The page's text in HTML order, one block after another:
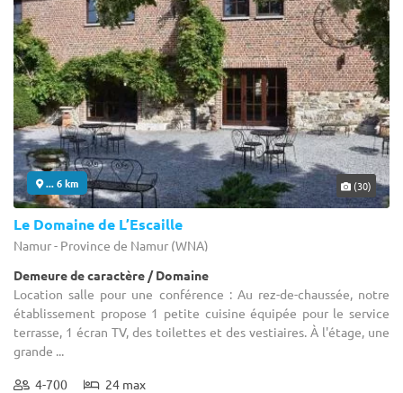
... 6 km (30)
Le Domaine de L’Escaille
Namur - Province de Namur (WNA)
Demeure de caractère / Domaine
Location salle pour une conférence : Au rez-de-chaussée, notre
établissement propose 1 petite cuisine équipée pour le service
terrasse, 1 écran TV, des toilettes et des vestiaires. À l'étage, une
grande ...
4-700 24 max